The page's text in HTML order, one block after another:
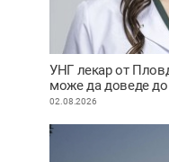
УНГ лекар от
може да доведе
02.08.2026